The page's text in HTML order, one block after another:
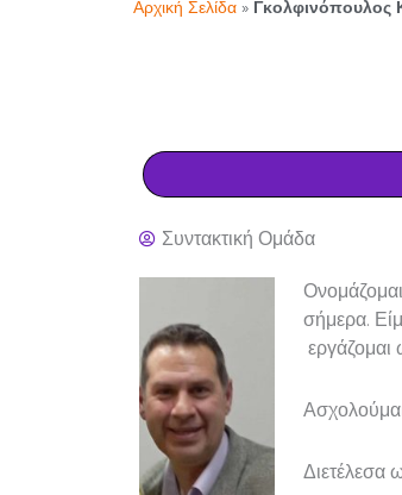
Αρχική Σελίδα » Γκολφινόπουλος
Συντακτική Ομάδα
σήμερα.
εργάζομαι
Διετέλεσα